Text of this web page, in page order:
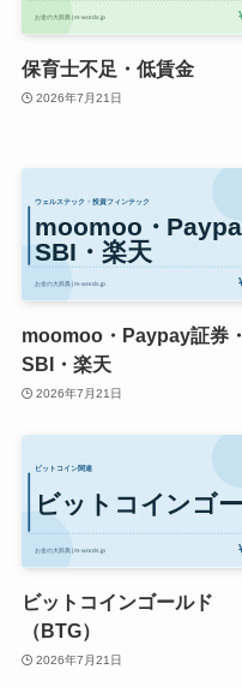
保育士不足・低賃金
2026年7月21日
moomoo・Paypay証券・
SBI・楽天
2026年7月21日
ビットコインゴールド
（BTG）
2026年7月21日